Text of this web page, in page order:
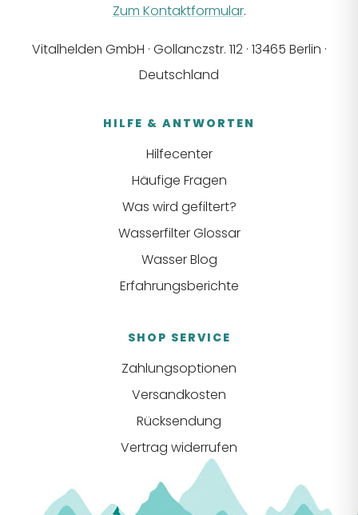
Zum Kontaktformular.
Vitalhelden GmbH · Gollanczstr. 112 · 13465 Berlin ·
Deutschland
HILFE & ANTWORTEN
Hilfecenter
Häufige Fragen
Was wird gefiltert?
Wasserfilter Glossar
Wasser Blog
Erfahrungsberichte
SHOP SERVICE
Zahlungsoptionen
Versandkosten
Rücksendung
Vertrag widerrufen